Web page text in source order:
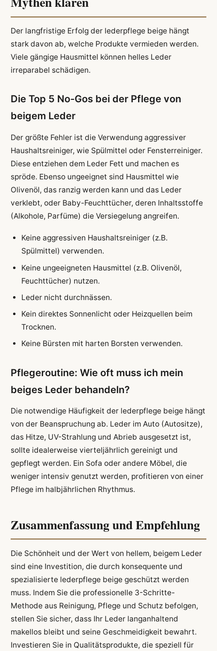
Der langfristige Erfolg der lederpflege beige hängt
stark davon ab, welche Produkte vermieden werden.
Viele gängige Hausmittel können helles Leder
irreparabel schädigen.
Die Top 5 No-Gos bei der Pflege von
beigem Leder
Der größte Fehler ist die Verwendung aggressiver
Haushaltsreiniger, wie Spülmittel oder Fensterreiniger.
Diese entziehen dem Leder Fett und machen es
spröde. Ebenso ungeeignet sind Hausmittel wie
Olivenöl, das ranzig werden kann und das Leder
verklebt, oder Baby-Feuchttücher, deren Inhaltsstoffe
(Alkohole, Parfüme) die Versiegelung angreifen.
Keine aggressiven Haushaltsreiniger (z.B.
Spülmittel) verwenden.
Keine ungeeigneten Hausmittel (z.B. Olivenöl,
Feuchttücher) nutzen.
Leder nicht durchnässen.
Kein direktes Sonnenlicht oder Heizquellen beim
Trocknen.
Keine Bürsten mit harten Borsten verwenden.
Pflegeroutine: Wie oft muss ich mein
beiges Leder behandeln?
Die notwendige Häufigkeit der lederpflege beige hängt
von der Beanspruchung ab. Leder im Auto (Autositze),
das Hitze, UV-Strahlung und Abrieb ausgesetzt ist,
sollte idealerweise vierteljährlich gereinigt und
gepflegt werden. Ein Sofa oder andere Möbel, die
weniger intensiv genutzt werden, profitieren von einer
Pflege im halbjährlichen Rhythmus.
Zusammenfassung und Empfehlung
Die Schönheit und der Wert von hellem, beigem Leder
sind eine Investition, die durch konsequente und
spezialisierte lederpflege beige geschützt werden
muss. Indem Sie die professionelle 3-Schritte-
Methode aus Reinigung, Pflege und Schutz befolgen,
stellen Sie sicher, dass Ihr Leder langanhaltend
makellos bleibt und seine Geschmeidigkeit bewahrt.
Investieren Sie in Qualitätsprodukte, die speziell für